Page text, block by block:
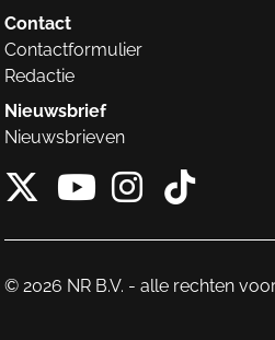
Contact
Contactformulier
Redactie
Nieuwsbrief
Nieuwsbrieven
X van
© 2026 NR B.V. - alle rechten